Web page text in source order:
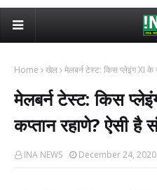
Home खेल मेलबर्न टेस्ट: किस प्लेइंग XI के
मेलबर्न टेस्ट: किस
कप्तान रहाणे? ऐसी है
INA NEWS December 24, 2020